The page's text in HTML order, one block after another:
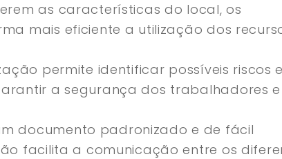
as características do local, os
mais eficiente a utilização dos
permite identificar possíveis riscos e
a segurança dos trabalhadores
documento padronizado e de fácil
facilita a comunicação entre os